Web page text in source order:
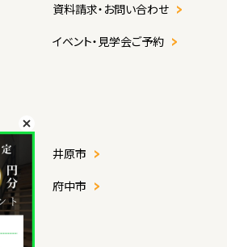
資料請求・お問い合わせ
イベント・見学会ご予約
井原市
府中市